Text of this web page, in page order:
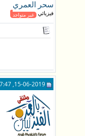
سحر العمري
غير متواجدفيزيائي جـديد